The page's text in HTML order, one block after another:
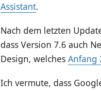
Assistant.
Nach dem letzten
dass Version 7.6 auch
Design, welches Anfang
Ich vermute, dass